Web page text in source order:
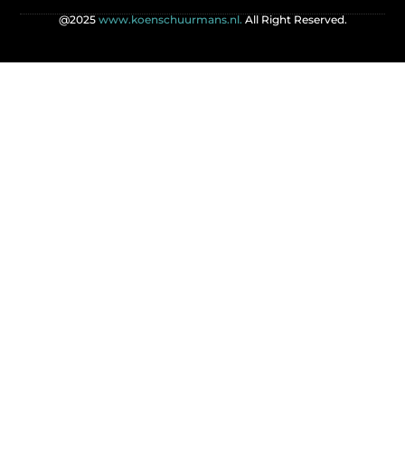
@2025 www.koenschuurmans.nl. All Right Reserved.